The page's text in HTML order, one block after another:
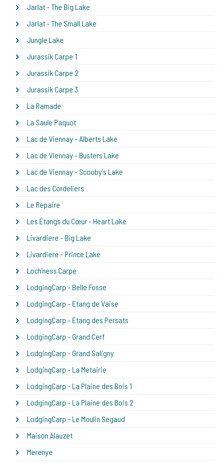
Jarlat - The Big Lake
Jarlat - The Small Lake
Jungle Lake
Jurassik Carpe 1
Jurassik Carpe 2
Jurassik Carpe 3
La Ramade
La Saule Paquot
Lac de Viennay - Alberts Lake
Lac de Viennay - Busters Lake
Lac de Viennay - Scooby's Lake
Lac des Cordeliers
Le Repaire
Les Étangs du Cœur - Heart Lake
Livardiere - Big Lake
Livardiere - Prince Lake
Loch'ness Carpe
LodgingCarp - Belle Fosse
LodgingCarp - Etang de Vaise
LodgingCarp - Etang des Persats
LodgingCarp - Grand Cerf
LodgingCarp - Grand Saligny
LodgingCarp - La Metairie
LodgingCarp - La Plaine des Bois 1
LodgingCarp - La Plaine des Bois 2
LodgingCarp - Le Moulin Segaud
Maison Alauzet
Merenye